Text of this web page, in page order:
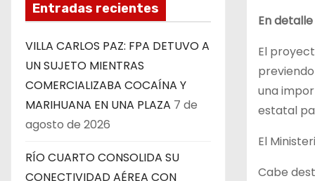
Entradas recientes
VILLA CARLOS PAZ: FPA DETUVO A
UN SUJETO MIENTRAS
COMERCIALIZABA COCAÍNA Y
MARIHUANA EN UNA PLAZA 7 de
agosto de 2026
RÍO CUARTO CONSOLIDA SU
CONECTIVIDAD AÉREA CON
En detalle
El
una
estatal
El
Cabe